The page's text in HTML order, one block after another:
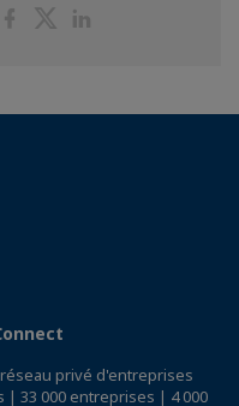
PartagerPartager
privé d'entreprises
| 33 000 entreprises | 4 000